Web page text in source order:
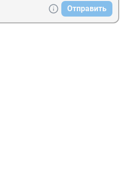
Отправить